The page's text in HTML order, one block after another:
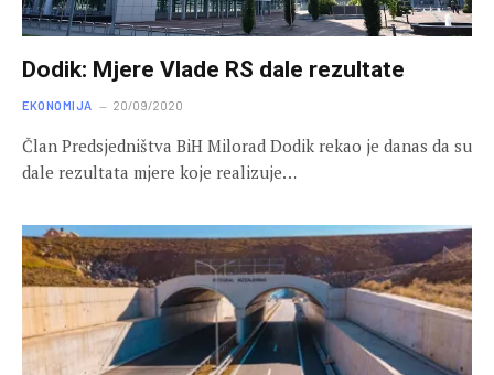
Dodik: Mjere Vlade RS dale rezultate
EKONOMIJA 20/09/2020
Član Predsjedništva BiH Milorad Dodik rekao je danas da su
dale rezultata mjere koje realizuje…